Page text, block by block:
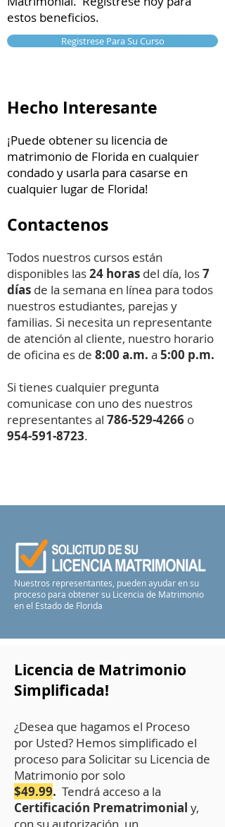
Registrese Para Su Curso
estos beneficios.
Hecho Interesante
¡Puede obtener su licencia de
matrimonio de Florida en cualquier
condado y usarla para casarse en
cualquier lugar de Florida!
Contactenos
Todos nuestros cursos están
disponibles las24 horas del día, los7
días de la semana en línea para todos
nuestros estudiantes, parejas y
familias. Si necesita un representante
de atención al cliente, nuestro horario
de oficina es de 8:00 a.m. a 5:00 p.m.
Si tienes cualquier pregunta
comunicase con uno des nuestros
representantes al 786-529-4266 o
954-591-8723.
Nuestros representantes, pueden ayudar en su
proceso para obtener su Licencia de Matrimonio
en el Estado de Florida
Licencia de Matrimonio
Simplificada!
¿Desea que hagamos el Proceso
por Usted? Hemos simplificado el
proceso para Solicitar su Licencia de
Matrimonio por solo
$49.99. Tendrá acceso a la
Certificación Prematrimonial y,